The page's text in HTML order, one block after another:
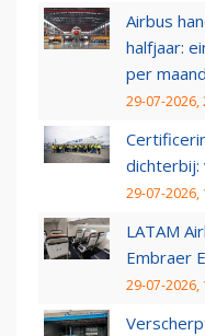
Airbus
halfjaar:
per maand
29-07-2026,
dichterbij:
29-07-2026,
LATAM
Embraer
29-07-2026,